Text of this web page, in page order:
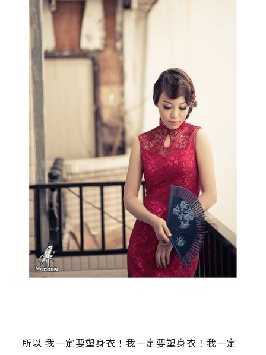
所以 我一定要塑身衣！我一定要塑身衣！我一定